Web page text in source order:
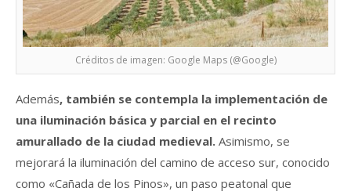
Créditos de imagen: Google Maps (@Google)
Además, también se contempla la implementación de
una iluminación básica y parcial en el recinto
amurallado de la ciudad medieval. Asimismo, se
mejorará la iluminación del camino de acceso sur, conocido
como «Cañada de los Pinos», un paso peatonal que